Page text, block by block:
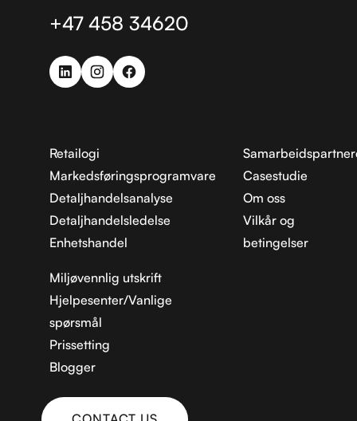
+47 458 34620
Retailogi
Markedsføringsprogramvare
Detaljhandelsanalyse
Detaljhandelsledelse
Enhetshandel
Miljøvennlig utskrift
Hjelpesenter/Vanlige
spørsmål
Prissetting
Blogger
Casestudie
Om oss
Vilkår og
betingelser